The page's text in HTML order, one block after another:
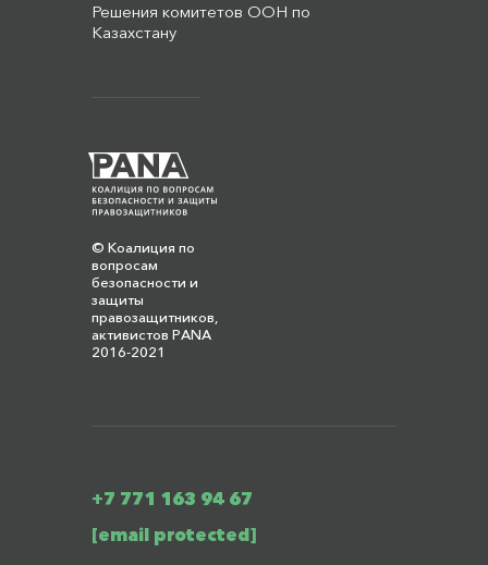
© Коалиция по
вопросам
безопасности и
защиты
правозащитников,
активистов PANA
2016-2021
Решения комитетов ООН по
Казахстану
+7 771 163 94 67
[email protected]